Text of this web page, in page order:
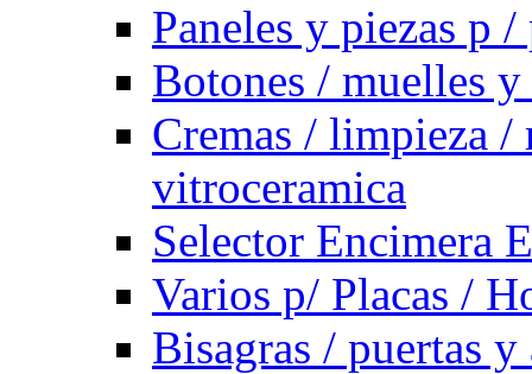
Paneles y piezas p
Botones / muelles
Cremas / limpieza /
vitroceramica
Selector Encimera
Varios p/ Placas /
Bisagras / puertas y